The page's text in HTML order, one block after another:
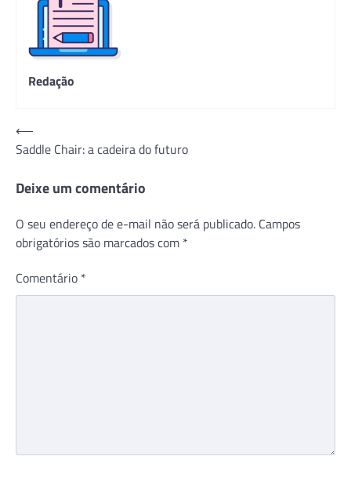
Redação
Navegação
de
Post
⟵
Saddle Chair: a cadeira do futuro
Deixe um comentário
O seu endereço de e-mail não será publicado. Campos
obrigatórios são marcados com *
Comentário *